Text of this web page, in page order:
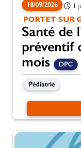
18/09/2026 1
Santé de
préventif
mois
DPC
Pédiatrie